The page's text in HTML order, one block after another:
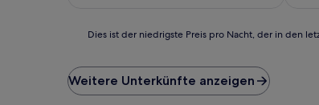
der
niedrigste
Preis
Dies ist der niedrigste Preis pro Nacht, der in den
Weitere Unterkünfte anzeigen